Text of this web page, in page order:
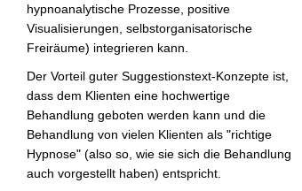
hypnoanalytische Prozesse, positive
Visualisierungen, selbstorganisatorische
Freiräume) integrieren kann.
Der Vorteil guter Suggestionstext-Konzepte ist,
dass dem Klienten eine hochwertige
Behandlung geboten werden kann und die
Behandlung von vielen Klienten als "richtige
Hypnose" (also so, wie sie sich die Behandlung
auch vorgestellt haben) entspricht.